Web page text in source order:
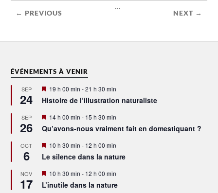
← PREVIOUS
...
NEXT →
ÉVÉNEMENTS À VENIR
SEP
24
Mis
avant
19 h 00 min -21 h 30 min
Histoire de l’illustration naturaliste
SEP
26
Mis
en
avant
14 h 00 min - 15 h 30 min
Qu’avons-nous vraiment fait en domestiquant ?
OCT
6
Mis
avant
10 h 30 min - 12 h 00 min
Le silence dans la nature
NOV
17
Mis
avant
10 h 30 min - 12 h 00 min
L’inutile dans la nature